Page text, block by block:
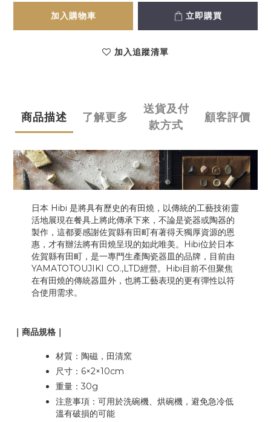
加入購物車 立即購買
加入追蹤清單
商品描述 了解更多
送貨及付
款方式
顧客評價
日本 Hibi 是將具有歷史的有田燒，以傳統的工藝技術靈
活地展現在餐具上將此傳承下來，不論是瓷器或陶器的
製作，這都要感謝佐賀縣有田町有著得天獨厚資源的恩
惠，才有辦法將有田燒呈現的如此唯美。Hibi位於日本
佐賀縣有田町，是一專門生產陶瓷器皿的品牌，目前由
YAMATOTOUJIKI CO.,LTD經營。Hibi目前不但聚焦
在有田燒的傳統器皿外，也將工藝表現的更有彈性以符
合使用需求。
｜商品規格｜
材質：陶磁，田清窯
尺寸：6×2×10cm
重量：30g
注意事項：可用於洗碗機、烘碗機，避免急冷低
溫有破損的可能